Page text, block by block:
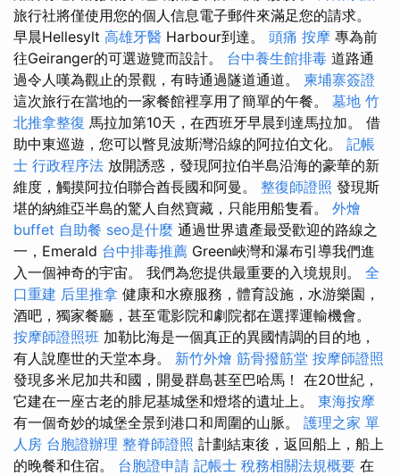
旅行社將僅使用您的個人信息電子郵件來滿足您的請求。
早晨Hellesylt 高雄牙醫 Harbour到達。 頭痛 按摩 專為前
往Geiranger的可選遊覽而設計。 台中養生館排毒 道路通
過令人嘆為觀止的景觀，有時通過隧道通道。 柬埔寨簽證
這次旅行在當地的一家餐館裡享用了簡單的午餐。 墓地 竹
北推拿整復 馬拉加第10天，在西班牙早晨到達馬拉加。 借
助中東巡遊，您可以瞥見波斯灣沿線的阿拉伯文化。 記帳
士 行政程序法 放開誘惑，發現阿拉伯半島沿海的豪華的新
維度，觸摸阿拉伯聯合酋長國和阿曼。 整復師證照 發現斯
堪的納維亞半島的驚人自然寶藏，只能用船隻看。 外燴
buffet 自助餐 seo是什麼 通過世界遺產最受歡迎的路線之
一，Emerald 台中排毒推薦 Green峽灣和瀑布引導我們進
入一個神奇的宇宙。 我們為您提供最重要的入境規則。 全
口重建 后里推拿 健康和水療服務，體育設施，水游樂園，
酒吧，獨家餐廳，甚至電影院和劇院都在選擇運輸機會。
按摩師證照班 加勒比海是一個真正的異國情調的目的地，
有人說塵世的天堂本身。 新竹外燴 筋骨撥筋堂 按摩師證照
發現多米尼加共和國，開曼群島甚至巴哈馬！ 在20世紀，
它建在一座古老的腓尼基城堡和燈塔的遺址上。 東海按摩
有一個奇妙的城堡全景到港口和周圍的山脈。 護理之家 單
人房 台胞證辦理 整脊師證照 計劃結束後，返回船上，船上
的晚餐和住宿。 台胞證申請 記帳士 稅務相關法規概要 在